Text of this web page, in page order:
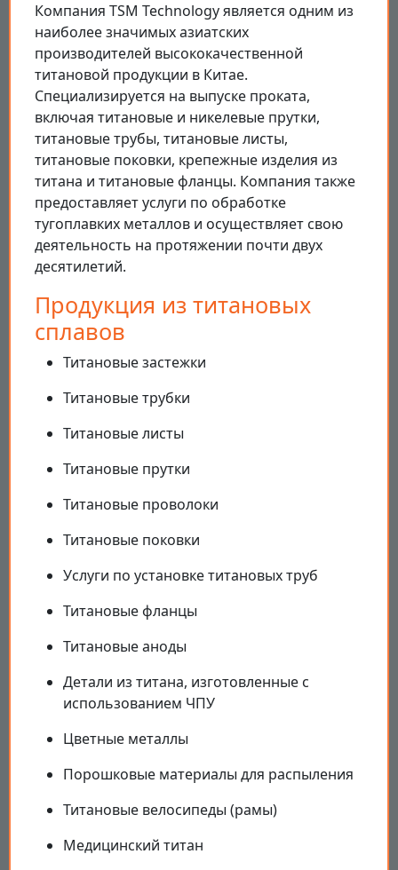
Компания TSM Technology является одним из
наиболее значимых азиатских
производителей высококачественной
титановой продукции в Китае.
Специализируется на выпуске проката,
включая титановые и никелевые прутки,
титановые трубы, титановые листы,
титановые поковки, крепежные изделия из
титана и титановые фланцы. Компания также
предоставляет услуги по обработке
тугоплавких металлов и осуществляет свою
деятельность на протяжении почти двух
десятилетий.
Продукция из титановых
сплавов
Титановые застежки
Титановые трубки
Титановые листы
Титановые прутки
Титановые проволоки
Титановые поковки
Услуги по установке титановых труб
Титановые фланцы
Титановые аноды
Детали из титана, изготовленные с
использованием ЧПУ
Цветные металлы
Порошковые материалы для распыления
Титановые велосипеды (рамы)
Медицинский титан